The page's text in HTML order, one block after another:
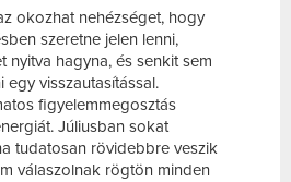
okozhat nehézséget, hogy
szeretne jelen lenni,
nyitva hagyna, és senkit sem
visszautasítással.
figyelemmegosztás
Júliusban sokat
tudatosan rövidebbre veszik
válaszolnak rögtön minden